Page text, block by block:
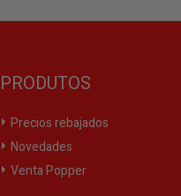
PRODUTOS
Precios rebajados
Novedades
Venta Popper